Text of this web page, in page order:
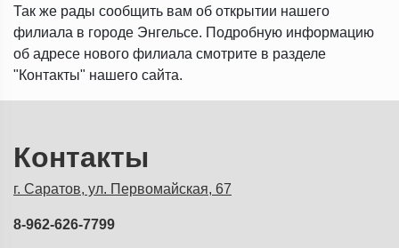
Так же рады сообщить вам об открытии нашего
филиала в городе Энгельсе. Подробную информацию
об адресе нового филиала смотрите в разделе
"Контакты" нашего сайта.
Контакты
г. Саратов, ул. Первомайская, 67
8-962-626-7799